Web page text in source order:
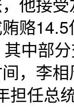
赂
中部
，李
担任总